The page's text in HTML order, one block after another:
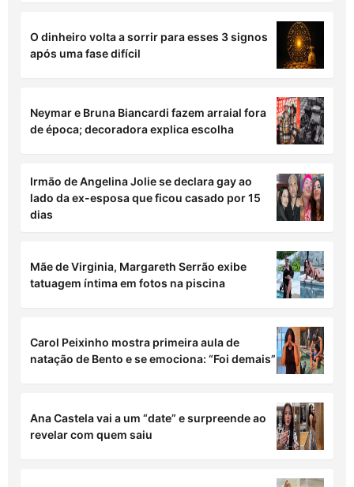
O dinheiro volta a sorrir para esses 3 signos
após uma fase difícil
Neymar e Bruna Biancardi fazem arraial fora
de época; decoradora explica escolha
Irmão de Angelina Jolie se declara gay ao
lado da ex-esposa que ficou casado por 15
dias
Mãe de Virginia, Margareth Serrão exibe
tatuagem íntima em fotos na piscina
Carol Peixinho mostra primeira aula de
natação de Bento e se emociona: “Foi demais”
Ana Castela vai a um “date” e surpreende ao
revelar com quem saiu